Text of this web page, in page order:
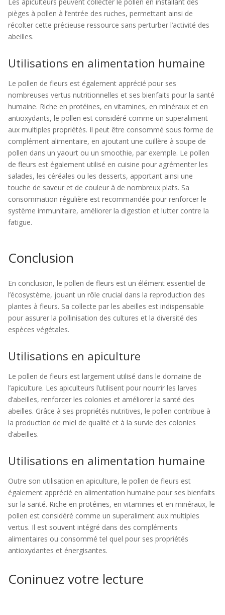
pièges à pollen à l’entrée des ruches, permettant ainsi de
récolter cette précieuse ressource sans perturber l’activité des
abeilles.
Utilisations en alimentation humaine
Le pollen de fleurs est également apprécié pour ses
nombreuses vertus nutritionnelles et ses bienfaits pour la santé
humaine. Riche en protéines, en vitamines, en minéraux et en
antioxydants, le pollen est considéré comme un superaliment
aux multiples propriétés. Il peut être consommé sous forme de
complément alimentaire, en ajoutant une cuillère à soupe de
pollen dans un yaourt ou un smoothie, par exemple. Le pollen
de fleurs est également utilisé en cuisine pour agrémenter les
salades, les céréales ou les desserts, apportant ainsi une
touche de saveur et de couleur à de nombreux plats. Sa
consommation régulière est recommandée pour renforcer le
système immunitaire, améliorer la digestion et lutter contre la
fatigue.
Conclusion
En conclusion, le pollen de fleurs est un élément essentiel de
l’écosystème, jouant un rôle crucial dans la reproduction des
plantes à fleurs. Sa collecte par les abeilles est indispensable
pour assurer la pollinisation des cultures et la diversité des
espèces végétales.
Utilisations en apiculture
Le pollen de fleurs est largement utilisé dans le domaine de
l’apiculture. Les apiculteurs l’utilisent pour nourrir les larves
d’abeilles, renforcer les colonies et améliorer la santé des
abeilles. Grâce à ses propriétés nutritives, le pollen contribue à
la production de miel de qualité et à la survie des colonies
d’abeilles.
Utilisations en alimentation humaine
Outre son utilisation en apiculture, le pollen de fleurs est
également apprécié en alimentation humaine pour ses bienfaits
sur la santé. Riche en protéines, en vitamines et en minéraux, le
pollen est considéré comme un superaliment aux multiples
vertus. Il est souvent intégré dans des compléments
alimentaires ou consommé tel quel pour ses propriétés
antioxydantes et énergisantes.
Coninuez votre lecture